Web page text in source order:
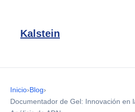
Kalstein
Inicio›Blog›
Documentador de Gel: Innovación en